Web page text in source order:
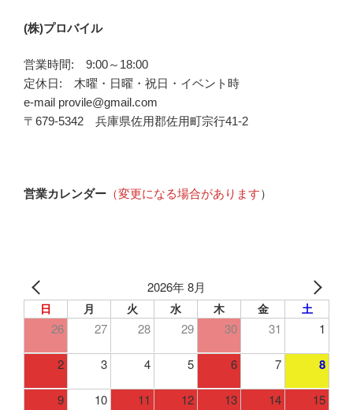
(株)プロバイル
営業時間: 9:00～18:00
定休日: 木曜・日曜・祝日・イベント時
e-mail provile@gmail.com
〒679-5342 兵庫県佐用郡佐用町宗行41-2
営業カレンダー （変更になる場合があります）
2026年 8月
日 月 火 水 木 金 土
26 27 28 29 30 31 1
2 3 4 5 6 7 8
9 10 11 12 13 14 15